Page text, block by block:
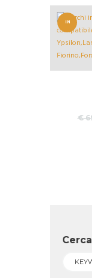
IN
OFFERT
A!
€
Cerca